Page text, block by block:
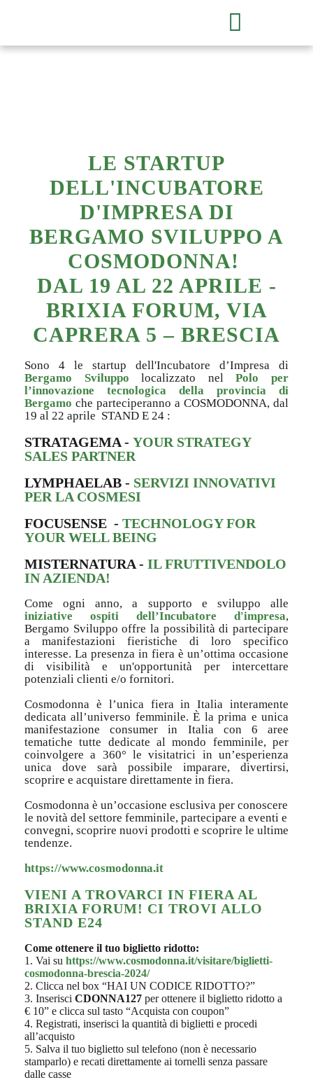
LE STARTUP
DELL'INCUBATORE
D'IMPRESA DI
BERGAMO SVILUPPO A
COSMODONNA!
DAL 19 AL 22 APRILE -
BRIXIA FORUM, VIA
CAPRERA 5 – BRESCIA
Sono 4 le startup dell'Incubatore d’Impresa di
Bergamo Sviluppo localizzato nelPolo per
l’innovazione tecnologica della provincia di
Bergamo che parteciperanno a COSMODONNA, dal
19 al 22 aprile STAND E 24 :
STRATAGEMA - YOUR STRATEGY
SALES PARTNER
LYMPHAELAB - SERVIZI INNOVATIVI
PER LA COSMESI
FOCUSENSE - TECHNOLOGY FOR
YOUR WELL BEING
MISTERNATURA - IL FRUTTIVENDOLO
IN AZIENDA!
Come ogni anno, a supporto e sviluppo alle
iniziative ospiti dell’Incubatore d'impresa,
Bergamo Sviluppo offre la possibilità di partecipare
a manifestazioni fieristiche di loro specifico
interesse. La presenza in fiera è un’ottima occasione
di visibilità e un'opportunità per intercettare
potenziali clienti e/o fornitori.
Cosmodonna è l’unica fiera in Italia interamente
dedicata all’universo femminile. È la prima e unica
manifestazione consumer in Italia con 6 aree
tematiche tutte dedicate al mondo femminile, per
coinvolgere a 360° le visitatrici in un’esperienza
unica dove sarà possibile imparare, divertirsi,
scoprire e acquistare direttamente in fiera.
Cosmodonna è un’occasione esclusiva per conoscere
le novità del settore femminile, partecipare a eventi e
convegni, scoprire nuovi prodotti e scoprire le ultime
tendenze.
https://www.cosmodonna.it
VIENI A TROVARCI IN FIERA AL
BRIXIA FORUM! CI TROVI ALLO
STAND E24
Come ottenere il tuo biglietto ridotto:
1. Vai su https://www.cosmodonna.it/visitare/biglietti-
cosmodonna-brescia-2024/
2. Clicca nel box “HAI UN CODICE RIDOTTO?”
3. Inserisci CDONNA127 per ottenere il biglietto ridotto a
€ 10” e clicca sul tasto “Acquista con coupon”
4. Registrati, inserisci la quantità di biglietti e procedi
all’acquisto
5. Salva il tuo biglietto sul telefono (non è necessario
stamparlo) e recati direttamente ai tornelli senza passare
dalle casse